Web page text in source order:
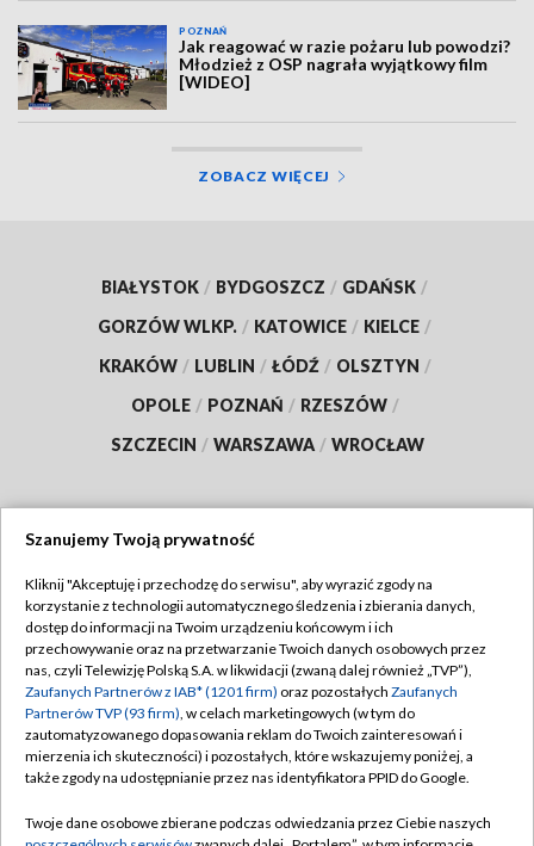
POZNAŃ
Jak reagować w razie pożaru lub powodzi?
Młodzież z OSP nagrała wyjątkowy film
[WIDEO]
ZOBACZ WIĘCEJ
BIAŁYSTOK / BYDGOSZCZ / GDAŃSK /
GORZÓW WLKP. / KATOWICE / KIELCE /
KRAKÓW / LUBLIN / ŁÓDŹ / OLSZTYN /
OPOLE / POZNAŃ / RZESZÓW /
SZCZECIN / WARSZAWA / WROCŁAW
TVP
Abonament TVP
Emisja w TVP
Centrum informacji TVP
Naziemna Telewizja Cyfrowa
Rada Programowa
Regulamin TVP
Polityka prywatności
Moje zgody
Pomoc
Szanujemy Twoją prywatność
Kliknij "Akceptuję i przechodzę do serwisu", aby wyrazić zgody na
korzystanie z technologii automatycznego śledzenia i zbierania danych,
dostęp do informacji na Twoim urządzeniu końcowym i ich
przechowywanie oraz na przetwarzanie Twoich danych osobowych przez
nas, czyli Telewizję Polską S.A. w likwidacji (zwaną dalej również „TVP”),
Zaufanych Partnerów z IAB* (1201 firm) oraz pozostałych Zaufanych
Partnerów TVP (93 firm), w celach marketingowych (w tym do
zautomatyzowanego dopasowania reklam do Twoich zainteresowań i
mierzenia ich skuteczności) i pozostałych, które wskazujemy poniżej, a
także zgody na udostępnianie przez nas identyfikatora PPID do Google.
Twoje dane osobowe zbierane podczas odwiedzania przez Ciebie naszych